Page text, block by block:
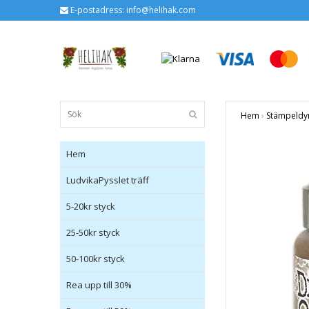
E-postadress: info@helihak.com
Hem
LudvikaPysslet träff
5-20kr styck
25-50kr styck
50-100kr styck
Rea upp till 30%
Hem ›